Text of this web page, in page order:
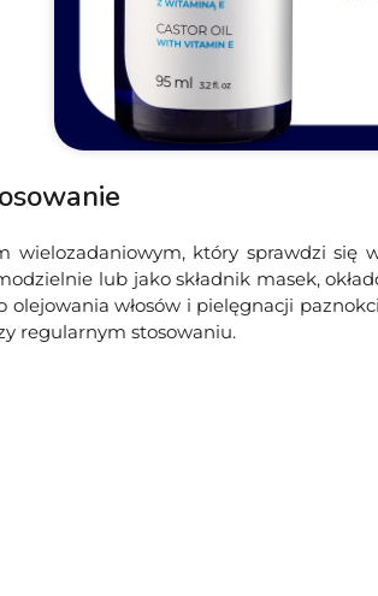
wielozadaniowym, który sprawdzi się
lub jako składnik masek,
olejowania włosów i pielęgnacji
regularnym stosowaniu.